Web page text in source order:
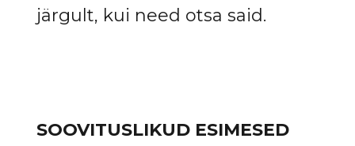
järgult, kui need otsa said.
SOOVITUSLIKUD ESIMESED